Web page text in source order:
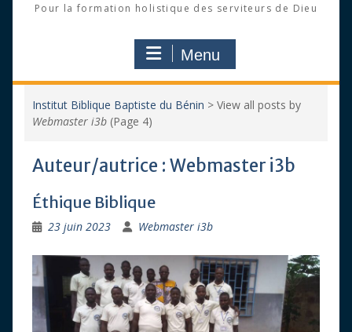
Pour la formation holistique des serviteurs de Dieu
Menu
Institut Biblique Baptiste du Bénin > View all posts by
Webmaster i3b(Page 4)
Auteur/autrice : Webmaster i3b
Éthique Biblique
23 juin 2023 Webmaster i3b